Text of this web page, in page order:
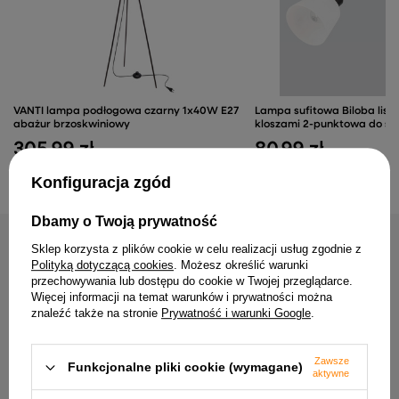
żarówek, ten model odpowiada na taki sposób użytkowania
VANTI lampa podłogowa czarny 1x40W E27
abażur brzoskwiniowy
305,99 zł
Lampa sufitowa Biloba
kloszami 2-punktowa do
80,99 zł
NAJCZĘŚCIEJ KUPOWANE RAZEM
Kinkiet Conti regulowany czarny
Lampa wisząca Alfa
pojedyncza nad stół do
83,99 zł
Konfiguracja zgód
Dbamy o Twoją prywatność
Sklep korzysta z plików cookie w celu realizacji usług zgodnie z
Polityką dotyczącą cookies. Możesz określić warunki
przechowywania lub dostępu do cookie w Twojej przeglądarce.
Więcej informacji na temat warunków i prywatności można
znaleźć także na stronie Prywatność i warunki Google.
Funkcjonalne pliki cookie (wymagane)
Zawsze
aktywne